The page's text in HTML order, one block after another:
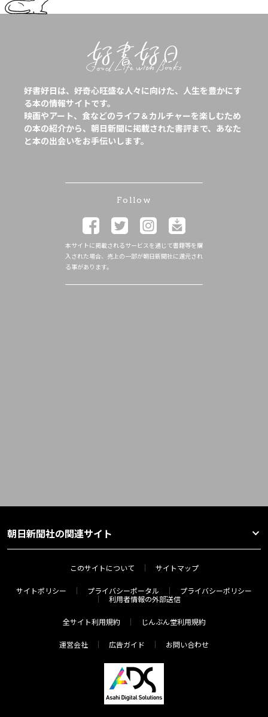
好書好日は、好奇心旺盛な人々に向けた、人生を豊かにす
る本の情報サイトです。
映画やアート、食などのライフ＆カルチャーを楽しむため
の本の紹介から、朝日新聞に掲載された書評まで、あなた
と本の出会いをお手伝いします。
Follow
本サイトに掲載されるサービスを通じて書籍等を購
入された場合、売上の一部が朝日新聞社に還元され
る事があります。
朝日新聞社の関連サイト
このサイトについて サイトマップ
サイトポリシー プライバシーポータル
プライバシーポリシー
利用者情報の外部送信
全サイト利用規約 じんぶん堂利用規約
運営会社 広告ガイド お問い合わせ